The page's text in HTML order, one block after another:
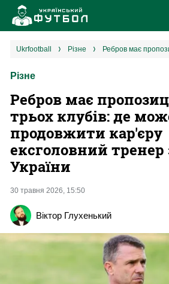
Новини
Єврокубки
УПЛ
Різне
Букмекери
ukrfootball різне
Різне
Ребров має
трьох клубів: де
продовжити кар'єру
ексголовний тренер
України
30 травня 2026, 15:50
Віктор Глухенький